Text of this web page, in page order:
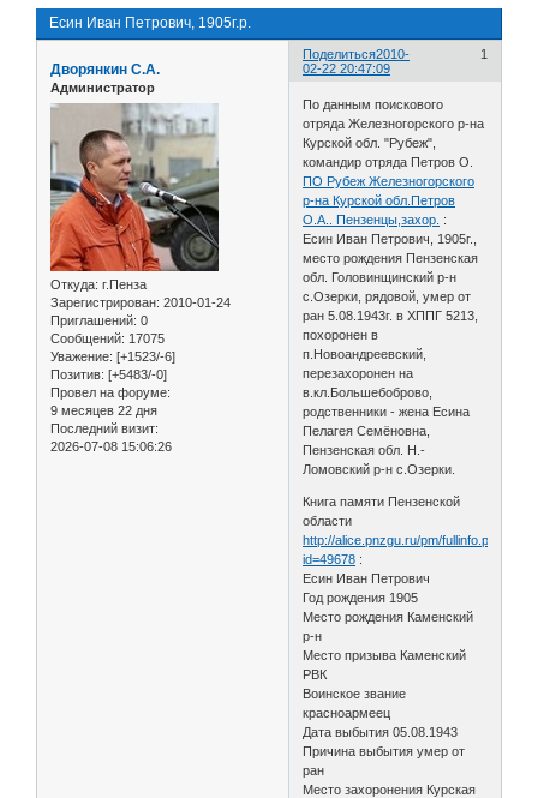
Есин Иван Петрович, 1905г.р.
Поделиться 1
2010-
02-22 20:47:09
Дворянкин С.А.
Администратор
Откуда: г.Пенза
Зарегистрирован: 2010-01-24
Приглашений: 0
Сообщений: 17075
Уважение: [+1523/-6]
Позитив: [+5483/-0]
Провел на форуме:
9 месяцев 22 дня
Последний визит:
2026-07-08 15:06:26
По данным поискового
отряда Железногорского р-на
Курской обл. "Рубеж",
командир отряда Петров О.
ПО Рубеж Железногорского
р-на Курской обл.Петров
О.А.. Пензенцы,захор. :
Есин Иван Петрович, 1905г.,
место рождения Пензенская
обл. Головинщинский р-н
с.Озерки, рядовой, умер от
ран 5.08.1943г. в ХППГ 5213,
похоронен в
п.Новоандреевский,
перезахоронен на
в.кл.Большебоброво,
родственники - жена Есина
Пелагея Семёновна,
Пензенская обл. Н.-
Ломовский р-н с.Озерки.
Книга памяти Пензенской
области
http://alice.pnzgu.ru/pm/fullinfo.php?
id=49678 :
Есин Иван Петрович
Год рождения 1905
Место рождения Каменский
р-н
Место призыва Каменский
РВК
Воинское звание
красноармеец
Дата выбытия 05.08.1943
Причина выбытия умер от
ран
Место захоронения Курская